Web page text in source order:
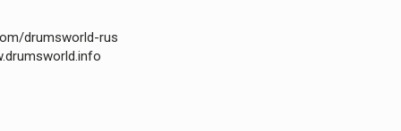
drumsworld-rus